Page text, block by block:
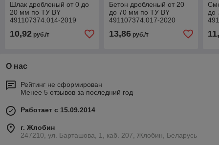
Шлак дробленый от 0 до
20 мм по ТУ BY
491107374.014-2019
10,92 руб./т
Бетон дробленый от 20
до 70 мм по ТУ BY
491107374.017-2020
13,86руб./т
до
О нас
Рейтинг не сформирован
Менее 5 отзывов за последний год
Работает с 15.09.2014
г. Жлобин
247210, ул. Барташова, 1, каб. 207, Жлобин, Беларусь